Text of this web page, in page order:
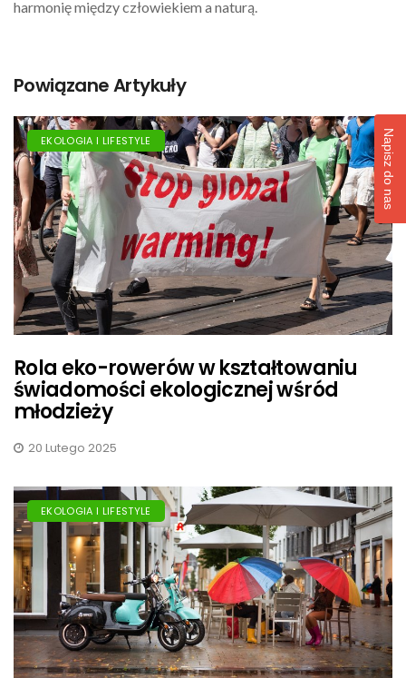
harmonię między człowiekiem a naturą.
Powiązane Artykuły
EKOLOGIA I LIFESTYLE
Rola eko-rowerów w kształtowaniu
świadomości ekologicznej wśród
młodzieży
20 Lutego 2025
EKOLOGIA I LIFESTYLE
Napisz do nas